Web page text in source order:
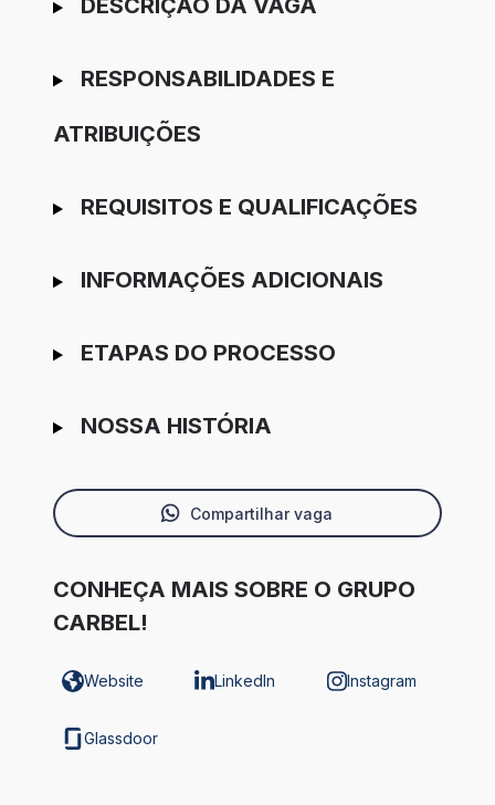
DESCRIÇÃO DA VAGA
RESPONSABILIDADES E
ATRIBUIÇÕES
REQUISITOS E QUALIFICAÇÕES
INFORMAÇÕES ADICIONAIS
ETAPAS DO PROCESSO
NOSSA HISTÓRIA
Compartilhar vaga
CONHEÇA MAIS SOBRE O GRUPO
CARBEL!
Website LinkedIn Instagram
Glassdoor